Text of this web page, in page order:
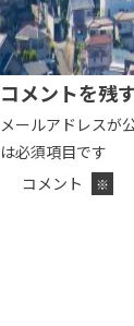
コメントを残
メールアドレスが
は必須項目です
コメント
※